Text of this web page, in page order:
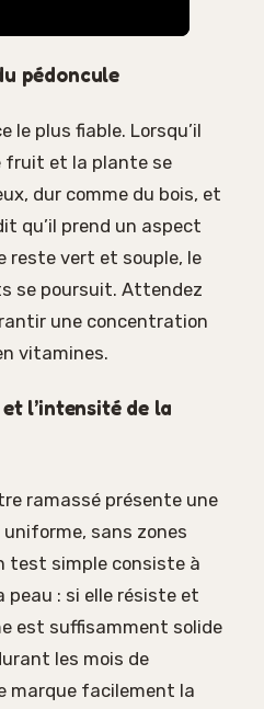
pédoncule
le plus fiable. Lorsqu’il
fruit et la plante se
dur comme du bois, et
qu’il prend un aspect
reste vert et souple, le
se poursuit. Attendez
une concentration
vitamines.
l’intensité de la
ramassé présente une
sans zones
test simple consiste à
peau : si elle résiste et
est suffisamment solide
les mois de
marque facilement la